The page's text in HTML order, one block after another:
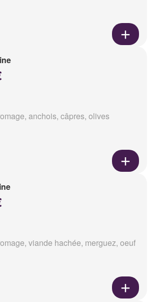
anchois, câpres, olives
viande hachée, merguez, oeuf